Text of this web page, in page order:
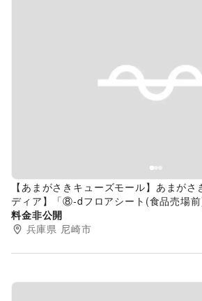
Previous slide
【あまがさきキューズモール】あまが
ディア】「⑧‐dフロアシート(食品売場前)
料金非公開
兵庫県 尼崎市